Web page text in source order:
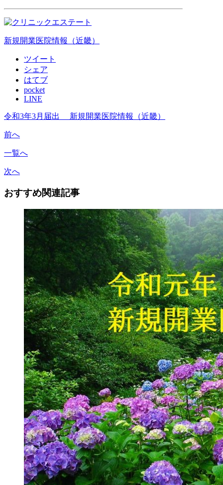
新規開業医院情報（近畿）
ツイート
シェア
はてブ
pocket
LINE
令和3年3月届出 新規開業医院情報（近畿）
前へ
一覧へ
次へ
おすすめ関連記事